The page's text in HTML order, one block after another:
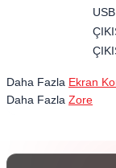
Daha Fazla Ekran
Daha Fazla Zore